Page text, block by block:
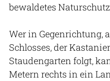
bewaldetes
Wer in Gegenrichtung,
Schlosses, der
Staudengarten folgt,
Metern rechts in ein